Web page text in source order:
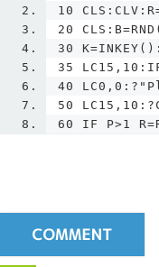
10
20
30
35 LC15,10:IF
40
50
60 IF P>1